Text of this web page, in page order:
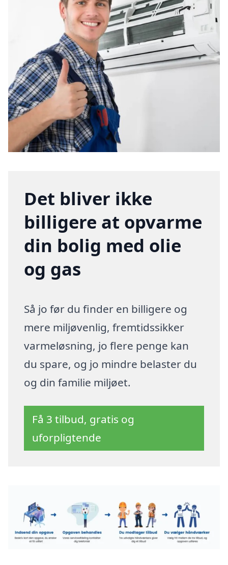
Det bliver ikke
billigere at opvarme
din bolig med olie
og gas
Så jo før du finder en billigere og
mere miljøvenlig, fremtidssikker
varmeløsning, jo flere penge kan
du spare, og jo mindre belaster du
og din familie miljøet.
Få 3 tilbud, gratis og
uforpligtende